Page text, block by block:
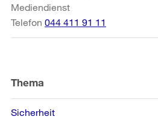
Mediendienst
Telefon 044 411 91 11
Thema
Sicherheit